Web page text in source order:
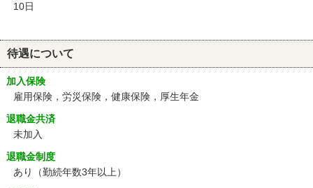
10日
待遇について
加入保険
雇用保険，労災保険，健康保険，厚生年金
退職金共済
未加入
退職金制度
あり（勤続年数3年以上）